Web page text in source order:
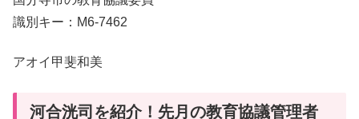
識別キー：M6-7462
アオイ甲斐和美
河合洸司を紹介！先月の教育協議管理者